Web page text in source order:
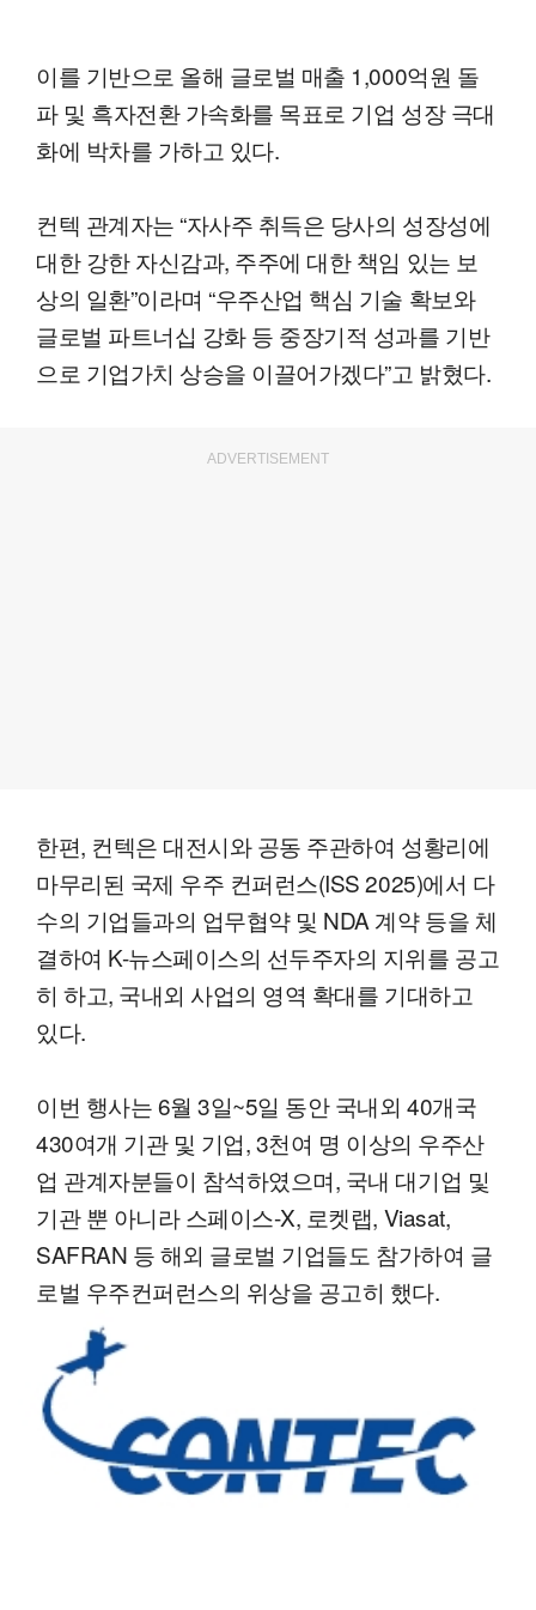
이를 기반으로 올해 글로벌 매출 1,000억원 돌
파 및 흑자전환 가속화를 목표로 기업 성장 극대
화에 박차를 가하고 있다.
컨텍 관계자는 “자사주 취득은 당사의 성장성에
대한 강한 자신감과, 주주에 대한 책임 있는 보
상의 일환”이라며 “우주산업 핵심 기술 확보와
글로벌 파트너십 강화 등 중장기적 성과를 기반
으로 기업가치 상승을 이끌어가겠다”고 밝혔다.
ADVERTISEMENT
한편, 컨텍은 대전시와 공동 주관하여 성황리에
마무리된 국제 우주 컨퍼런스(ISS 2025)에서 다
수의 기업들과의 업무협약 및 NDA 계약 등을 체
결하여 K-뉴스페이스의 선두주자의 지위를 공고
히 하고, 국내외 사업의 영역 확대를 기대하고
있다.
이번 행사는 6월 3일~5일 동안 국내외 40개국
430여개 기관 및 기업, 3천여 명 이상의 우주산
업 관계자분들이 참석하였으며, 국내 대기업 및
기관 뿐 아니라 스페이스-X, 로켓랩, Viasat,
SAFRAN 등 해외 글로벌 기업들도 참가하여 글
로벌 우주컨퍼런스의 위상을 공고히 했다.